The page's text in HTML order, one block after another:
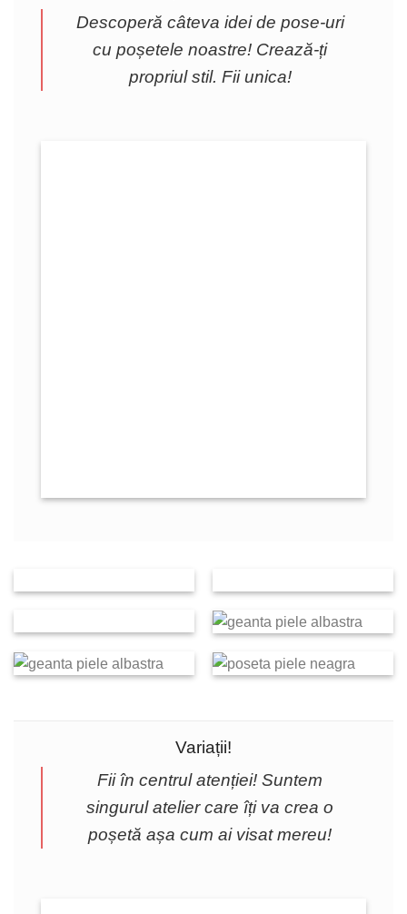
Descoperă câteva idei de pose-uri
cu poșetele noastre! Crează-ți
propriul stil. Fii unica!
Variații!
Fii în centrul atenției! Suntem
singurul atelier care îți va crea o
poșetă așa cum ai visat mereu!